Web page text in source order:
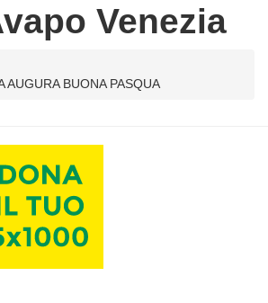
Venezia
AUGURA BUONA PASQUA